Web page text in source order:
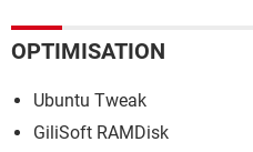
OPTIMISATION
Ubuntu Tweak
GiliSoft RAMDisk